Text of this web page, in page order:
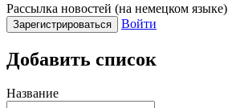
Рассылка новостей (на немецком языке)
Зарегистрироваться Войти
Добавить список
Название